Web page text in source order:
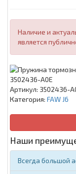
Наличие и
является
Артикул: 3502436-
Категория: FAW J6
Наши
Всегда большой